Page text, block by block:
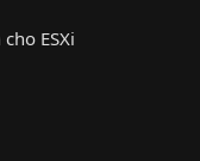
ESXi